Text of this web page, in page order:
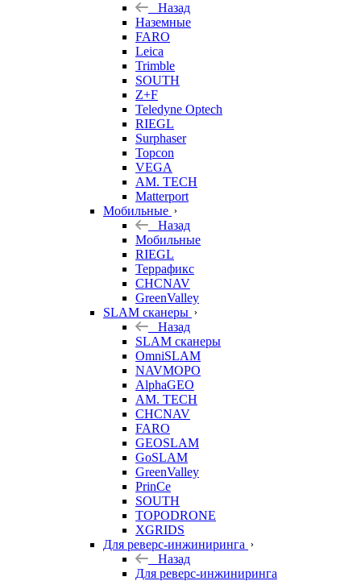
Назад
Наземные
FARO
Leica
Trimble
SOUTH
Z+F
Teledyne Optech
RIEGL
Surphaser
Topcon
VEGA
AM. TECH
Matterport
Мобильные
Назад
Мобильные
RIEGL
Террафикс
CHCNAV
GreenValley
SLAM сканеры
Назад
SLAM сканеры
OmniSLAM
NAVMOPO
AlphaGEO
AM. TECH
CHCNAV
FARO
GEOSLAM
GoSLAM
GreenValley
PrinCe
SOUTH
TOPODRONE
XGRIDS
Для реверс-инжиниринга
Назад
Для реверс-инжиниринга